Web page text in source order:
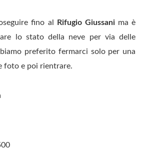
fino al Rifugio Giussanima è
lo stato della neve per via delle
preferito fermarci solo per una
foto e poi rientrare.